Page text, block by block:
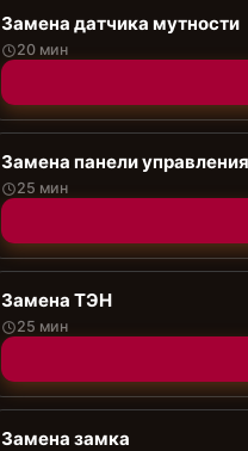
Замена датчика мутности
20 мин
Замена панели управления
25 мин
Замена ТЭН
25 мин
Замена замка